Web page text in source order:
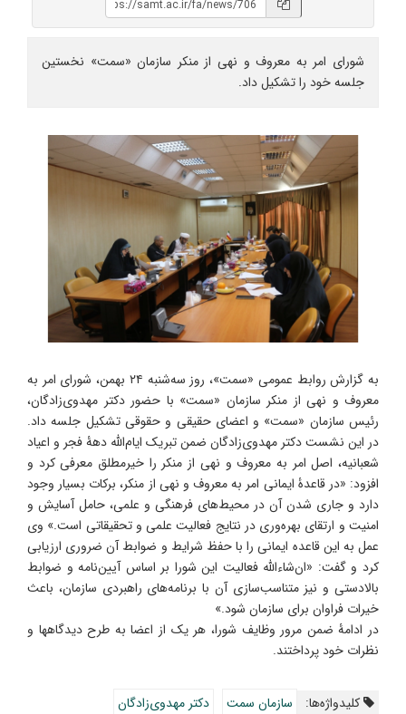
شورای امر به معروف و نهی از منکر سازمان «سمت» نخستین
جلسه خود را تشکیل داد.
به گزارش روابط عمومی «سمت»، روز سه‌شنبه ۲۴ بهمن، شورای امر به
معروف و نهی از منکر سازمان «سمت» با حضور دکتر مهدوی‌زادگان،
رئیس سازمان «سمت» و اعضای حقیقی و حقوقی تشکیل جلسه داد.
در این نشست دکتر مهدوی‌زادگان ضمن تبریک ایام‌الله دهۀ فجر و اعیاد
شعبانیه، اصل امر به معروف و نهی از منکر را خیرمطلق معرفی کرد و
افزود: «در قاعدۀ ایمانی امر به معروف و نهی از منکر، برکات بسیار وجود
دارد و جاری شدن آن در محیط‌های فرهنگی و علمی، حامل آسایش و
امنیت و ارتقای بهره‌وری در نتایج فعالیت علمی و تحقیقاتی است.» وی
عمل به این قاعده ایمانی را با حفظ شرایط و ضوابط آن ضروری ارزیابی
کرد و گفت: «ان‌شاءالله فعالیت این شورا بر اساس آیین‌نامه و ضوابط
بالادستی و نیز متناسب‌سازی آن با برنامه‌های راهبردی سازمان، باعث
خیرات فراوان برای سازمان شود.»
در ادامۀ ضمن مرور وظایف شورا، هر یک از اعضا به طرح دیدگاهها و
نظرات خود پرداختند.
کلیدواژه‌ها: سازمان سمت
دکتر مهدوی‌زادگان